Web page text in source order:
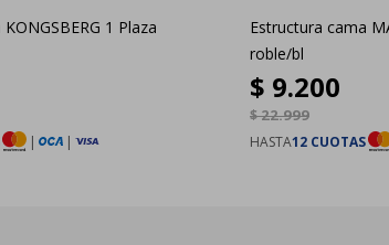
1 Plaza
| |
Estructura cama
roble/bl
$ 9.200
$22.999
HASTA12 CUOTAS